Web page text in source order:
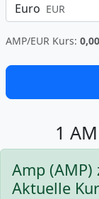
Euro EUR
AMP/EUR Kurs:
1
Amp (AMP)
Aktuelle